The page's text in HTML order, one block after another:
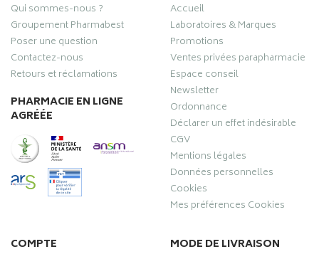
Qui sommes-nous ?
Groupement Pharmabest
Poser une question
Contactez-nous
Retours et réclamations
PHARMACIE EN LIGNE
AGRÉÉE
Accueil
Laboratoires & Marques
Promotions
Ventes privées parapharmacie
Espace conseil
Newsletter
Ordonnance
Déclarer un effet indésirable
CGV
Mentions légales
Données personnelles
Cookies
Mes préférences Cookies
COMPTE MODE DE LIVRAISON